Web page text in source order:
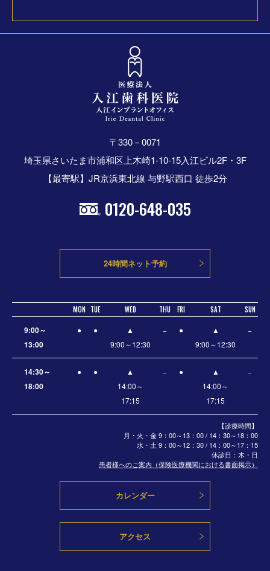
〒330－0071
埼玉県さいたま市浦和区上木崎1-10-15入江ビル2F・3F
【最寄駅】JR京浜東北線 与野駅西口 徒歩2分
0120-648-035
24時間ネット予約
MON TUE WED THU FRI SAT SUN
【診療時間】
月・火・金 9：00～13：00 / 14：30～18：00
水・土 9：00～12：30 / 14：00～17：15
休診日：木・日
患者様へのご案内（保険医療機関における書面掲示）
9:00～
13:00
● ●
▲
9:00～12:30
− ●
▲
9:00～12:30
−
14:30～
18:00
● ●
▲
14:00～
17:15
− ●
▲
14:00～
17:15
−
カレンダー
アクセス